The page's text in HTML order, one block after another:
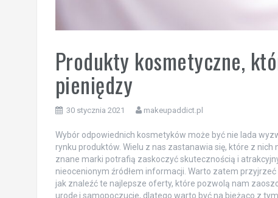
Produkty kosmetyczne,
pieniędzy
30 stycznia 2021 makeupaddict.pl
Wybór odpowiednich kosmetyków może być nie lada
rynku produktów. Wielu z nas zastanawia się, które z
znane marki potrafią zaskoczyć skutecznością i
nieocenionym źródłem informacji. Warto zatem
jak znaleźć te najlepsze oferty, które pozwolą nam
urodę i samopoczucie, dlatego warto być na bieżąco z